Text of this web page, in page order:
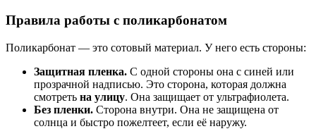
Правила работы с поликарбонатом
Поликарбонат — это сотовый материал. У него есть стороны:
Защитная пленка. С одной стороны она с синей или
прозрачной надписью. Это сторона, которая должна
смотреть на улицу. Она защищает от ультрафиолета.
Без пленки. Сторона внутри. Она не защищена от
солнца и быстро пожелтеет, если её наружу.